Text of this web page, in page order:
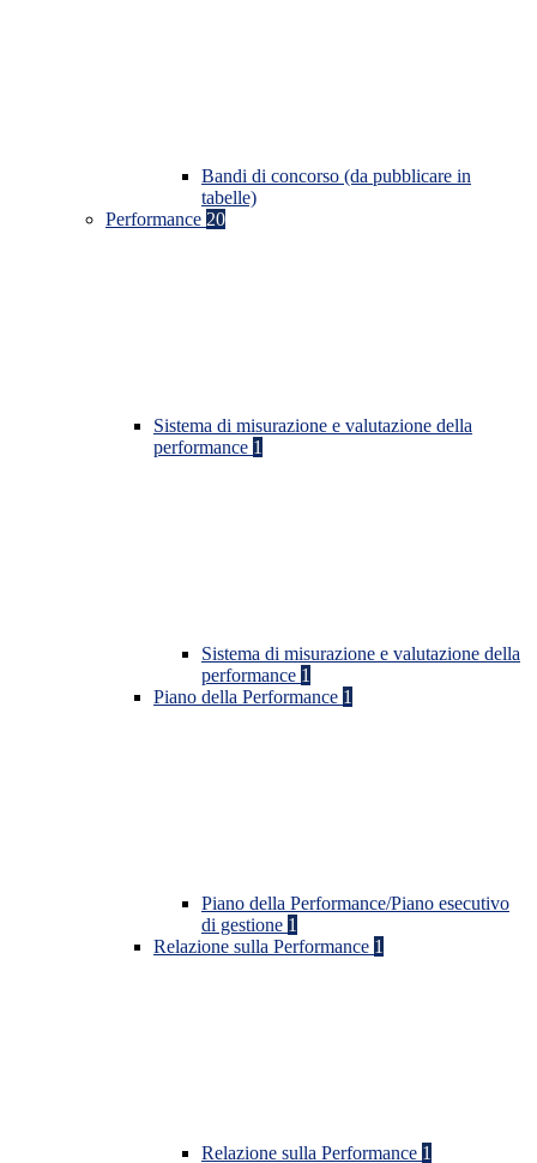
Bandi di concorso (da pubblicare in
tabelle)
Performance 20
Sistema di misurazione e valutazione della
performance 1
Sistema di misurazione e valutazione della
performance 1
Piano della Performance 1
Piano della Performance/Piano esecutivo
di gestione 1
Relazione sulla Performance 1
Relazione sulla Performance 1